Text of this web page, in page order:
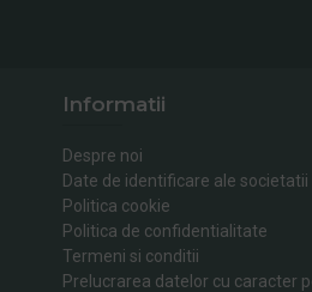
Informatii
Despre noi
Date de identificare ale societatii
Politica cookie
Politica de confidentialitate
Termeni si conditii
Prelucrarea datelor cu caracter